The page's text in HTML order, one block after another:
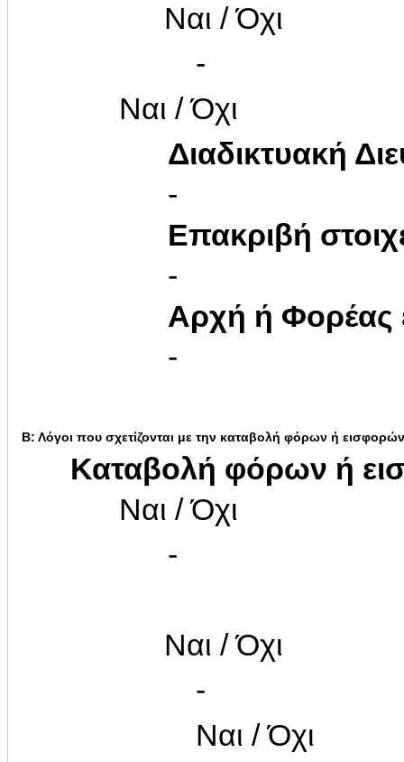
Ναι / Όχι
-
Ναι / Όχι
Διαδικτυακή
-
Επακριβή
-
Αρχή ή Φορέας
-
Β: Λόγοι που σχετίζονται με την καταβολή φόρων ή
Καταβολή φόρων ή
Ναι / Όχι
-
Ναι / Όχι
-
Ναι / Όχι